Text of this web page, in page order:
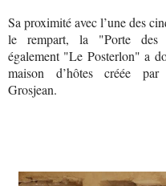
Sa proximité avec l’une des
le rempart, la "Porte des
également "Le Posterlon" a
maison d’hôtes créée
Grosjean.